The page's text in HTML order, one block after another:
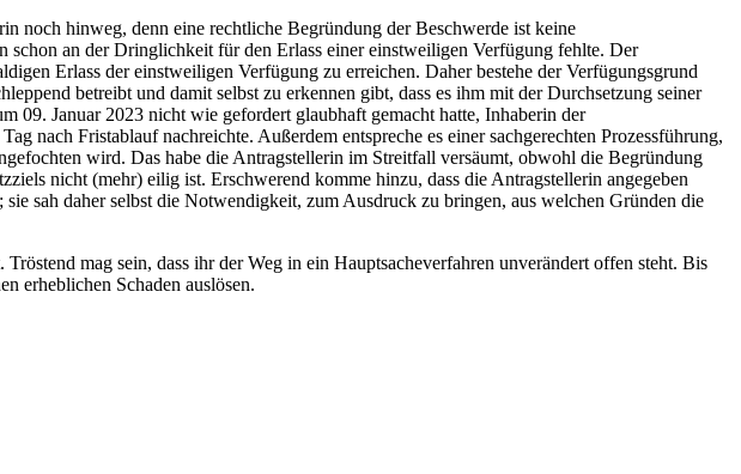
noch hinweg, denn eine rechtliche Begründung der Beschwerde ist keine
schon an der Dringlichkeit für den Erlass einer einstweiligen Verfügung fehlte. Der
Erlass der einstweiligen Verfügung zu erreichen. Daher bestehe der Verfügungsgrund
betreibt und damit selbst zu erkennen gibt, dass es ihm mit der Durchsetzung seiner
09. Januar 2023 nicht wie gefordert glaubhaft gemacht hatte, Inhaberin der
nach Fristablauf nachreichte. Außerdem entspreche es einer sachgerechten Prozessführung,
wird. Das habe die Antragstellerin im Streitfall versäumt, obwohl die Begründung
nicht (mehr) eilig ist. Erschwerend komme hinzu, dass die Antragstellerin angegeben
sah daher selbst die Notwendigkeit, zum Ausdruck zu bringen, aus welchen Gründen die
mag sein, dass ihr der Weg in ein Hauptsacheverfahren unverändert offen steht. Bis
erheblichen Schaden auslösen.